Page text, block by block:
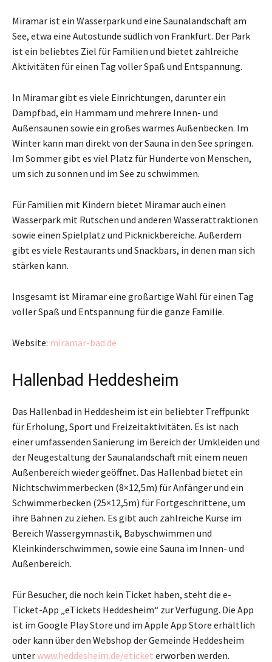
Miramar ist ein Wasserpark und eine Saunalandschaft am
See, etwa eine Autostunde südlich von Frankfurt. Der Park
ist ein beliebtes Ziel für Familien und bietet zahlreiche
Aktivitäten für einen Tag voller Spaß und Entspannung.
In Miramar gibt es viele Einrichtungen, darunter ein
Dampfbad, ein Hammam und mehrere Innen- und
Außensaunen sowie ein großes warmes Außenbecken. Im
Winter kann man direkt von der Sauna in den See springen.
Im Sommer gibt es viel Platz für Hunderte von Menschen,
um sich zu sonnen und im See zu schwimmen.
Für Familien mit Kindern bietet Miramar auch einen
Wasserpark mit Rutschen und anderen Wasserattraktionen
sowie einen Spielplatz und Picknickbereiche. Außerdem
gibt es viele Restaurants und Snackbars, in denen man sich
stärken kann.
Insgesamt ist Miramar eine großartige Wahl für einen Tag
voller Spaß und Entspannung für die ganze Familie.
Website: miramar-bad.de
Hallenbad Heddesheim
Das Hallenbad in Heddesheim ist ein beliebter Treffpunkt
für Erholung, Sport und Freizeitaktivitäten. Es ist nach
einer umfassenden Sanierung im Bereich der Umkleiden und
der Neugestaltung der Saunalandschaft mit einem neuen
Außenbereich wieder geöffnet. Das Hallenbad bietet ein
Nichtschwimmerbecken (8×12,5m) für Anfänger und ein
Schwimmerbecken (25×12,5m) für Fortgeschrittene, um
ihre Bahnen zu ziehen. Es gibt auch zahlreiche Kurse im
Bereich Wassergymnastik, Babyschwimmen und
Kleinkinderschwimmen, sowie eine Sauna im Innen- und
Außenbereich.
Für Besucher, die noch kein Ticket haben, steht die e-
Ticket-App „eTickets Heddesheim“ zur Verfügung. Die App
ist im Google Play Store und im Apple App Store erhältlich
oder kann über den Webshop der Gemeinde Heddesheim
unterwww.heddesheim.de/eticket erworben werden.